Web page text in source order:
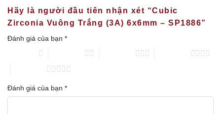
Hãy là người đầu tiên nhận xét “Cubic
Zirconia Vuông Trắng (3A) 6x6mm – SP1886”
Đánh giá của bạn *
Đánh giá của bạn *